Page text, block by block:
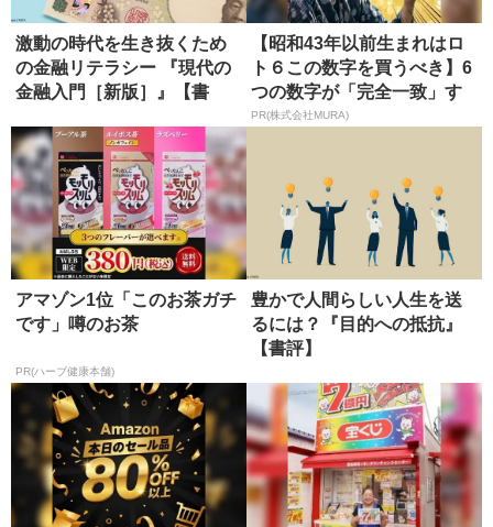
激動の時代を生き抜くため
の金融リテラシー 『現代の
金融入門［新版］』【書
【昭和43年以前生まれはロ
ト６この数字を買うべき】6
つの数字が「完全一致」す
る方...
PR(株式会社MURA)
アマゾン1位「このお茶ガチ
です」噂のお茶
PR(ハーブ健康本舗)
豊かで人間らしい人生を送
るには？『目的への抵抗』
【書評】